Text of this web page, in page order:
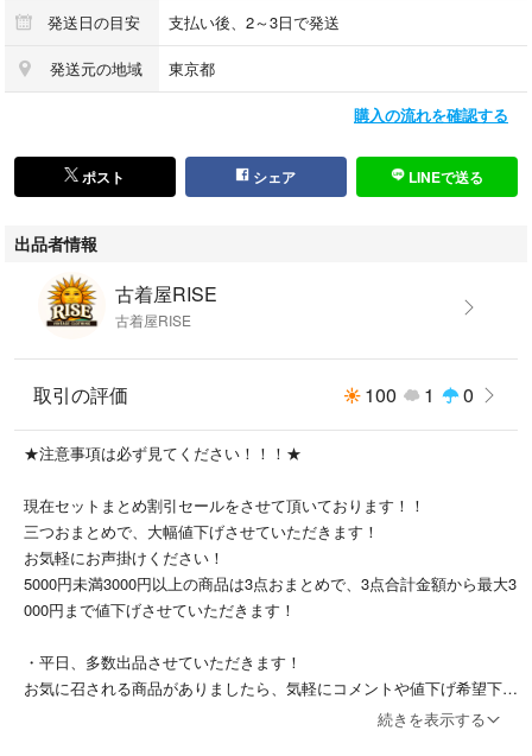
古着特有の風合いや色落ち感も“味”として楽しんでいただける一着です。
NIKE / adidas / Champion / STUSSY / THE NORTH FACE /
Carhartt / Reebok / Patagonia / Levi’s / Ralph Lauren /SUNSPEL / UNIQL
BURBERRY / Dior / GIVENCHY / PRADA / GUCCI /
LOEWE / など
80's 90's 00's USA製 バンドTシャツ アニメTシャツ ディズニーTシャツ
→ #禁断の古着の扉シャツ
でぜひ他の商品もご覧ください♪
【値下げ交渉OK】
ご希望金額をコメントにてお知らせください。
即決いただける場合のみご対応します♪
発送日の目安 支払い後、2～3日で発送
発送元の地域 東京都
購入の流れを確認する
ポスト シェア LINEで送る
出品者情報
古着屋RISE
古着屋RISE
取引の評価 100 1 0
★注意事項は必ず見てください！！！★
現在セットまとめ割引セールをさせて頂いております！！
三つおまとめで、大幅値下げさせていただきます！
お気軽にお声掛けください！
5000円未満3000円以上の商品は3点おまとめで、3点合計金額から最大3
000円まで値下げさせていただきます！
・平日、多数出品させていただきます！
お気に召される商品がありましたら、気軽にコメントや値下げ希望下さ
い。なるべくお客様のご希望に沿ったご金額で提供したいと思っており
続きを表示する